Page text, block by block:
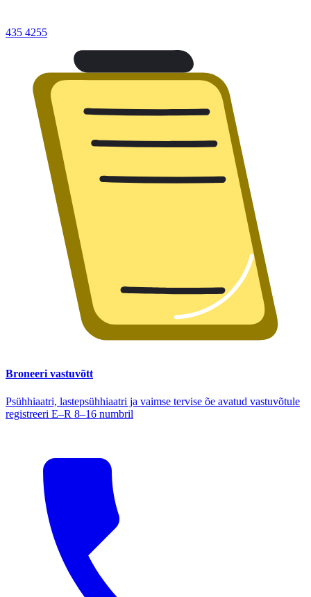
435 4255
Broneeri vastuvõtt
Psühhiaatri, lastepsühhiaatri ja vaimse tervise õe avatud vastuvõtule
registreeri E–R 8–16 numbril